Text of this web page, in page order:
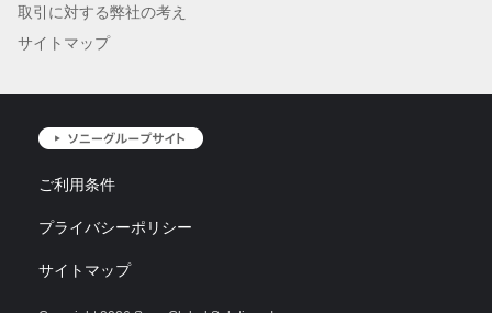
取引に対する弊社の考え
サイトマップ
ご利用条件
プライバシーポリシー
サイトマップ